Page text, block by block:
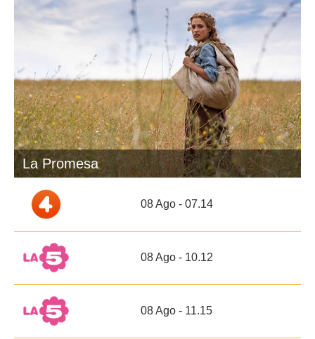
La Promesa
08 Ago - 07.14
08 Ago - 10.12
08 Ago - 11.15